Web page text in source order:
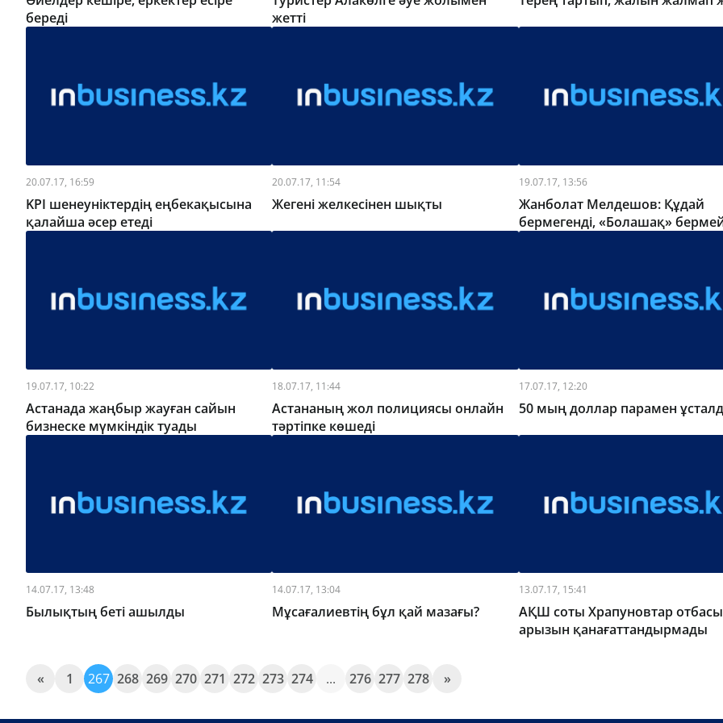
береді
жетті
20.07.17, 16:59
KPI шенеуніктердің еңбекақысына
қалайша әсер етеді
20.07.17, 11:54
Жегені желкесінен шықты
19.07.17, 13:56
Жанболат Мелдешов: Құдай
бермегенді, «Болашақ»
19.07.17, 10:22
Астанада жаңбыр жауған сайын
бизнеске мүмкіндік туады
18.07.17, 11:44
Астананың жол полициясы онлайн
тәртіпке көшеді
17.07.17, 12:20
50 мың доллар парамен
14.07.17, 13:48
Былықтың беті ашылды
14.07.17, 13:04
Мұсағалиевтің бұл қай мазағы?
13.07.17, 15:41
АҚШ соты Храпуновтар
арызын қанағаттандырмады
« 1 267 268 269 270 271 272 273 274 ... 276 277 278 »